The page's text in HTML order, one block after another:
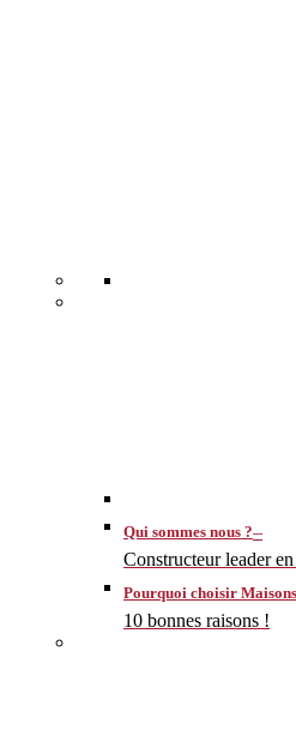
Qui sommes nous ?–
Constructeur leader
Pourquoi choisir Maisons
10 bonnes raisons !